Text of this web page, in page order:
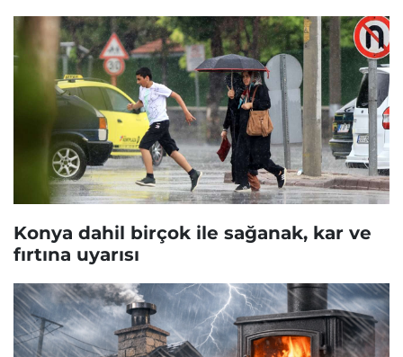
Konya dahil birçok ile sağanak, kar ve
fırtına uyarısı